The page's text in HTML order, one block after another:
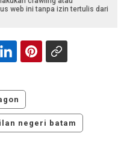
web ini tanpa izin tertulis dari
negeri batam